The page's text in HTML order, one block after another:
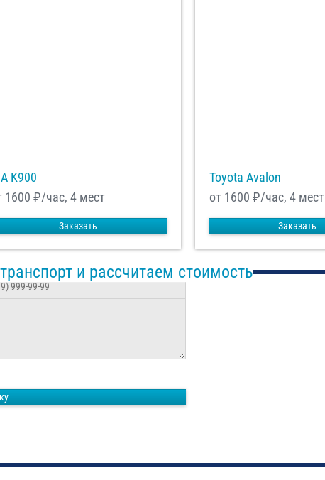
K900
1600 ₽/час, 4 мест
Заказать
Toyota Avalon
от 1600 ₽/час, 4 мест
Заказать
и рассчитаем стоимость